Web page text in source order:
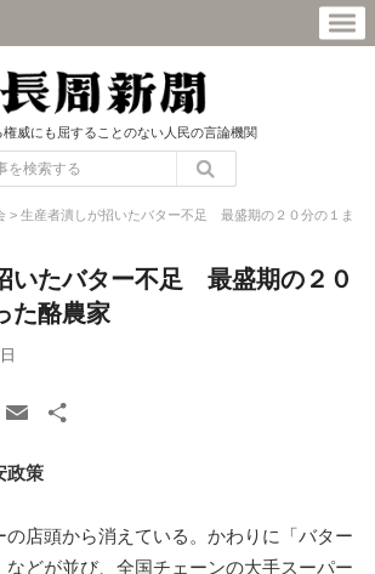
権威にも屈することのない人民の言論機関
> 生産者潰しが招いたバター不足 最盛期の２０分の１ま
いたバター不足 最盛期の２０
た酪農家
HatenaEmail
政策
店頭から消えている。かわりに「バター
などが並び、全国チェーンの大手スーパー